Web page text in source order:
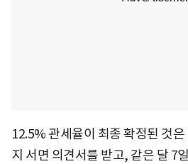
12.5% 관세율이 최종 확정된 것
지 서면 의견서를 받고, 같은 달 7